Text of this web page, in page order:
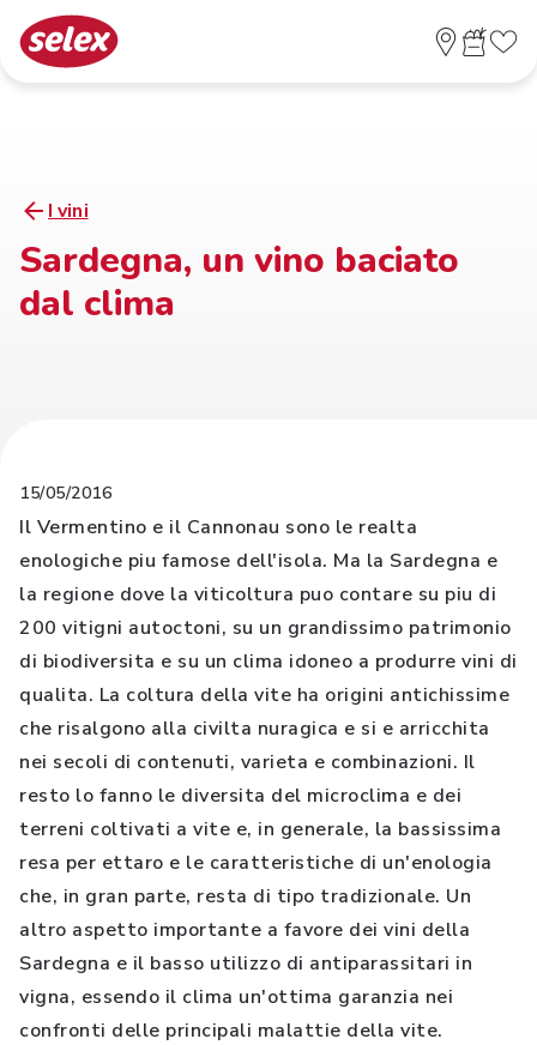
I vini
Sardegna, un vino baciato
dal clima
15/05/2016
Il Vermentino e il Cannonau sono le realta
enologiche piu famose dell'isola. Ma la Sardegna e
la regione dove la viticoltura puo contare su piu di
200 vitigni autoctoni, su un grandissimo patrimonio
di biodiversita e su un clima idoneo a produrre vini di
qualita. La coltura della vite ha origini antichissime
che risalgono alla civilta nuragica e si e arricchita
nei secoli di contenuti, varieta e combinazioni. Il
resto lo fanno le diversita del microclima e dei
terreni coltivati a vite e, in generale, la bassissima
resa per ettaro e le caratteristiche di un'enologia
che, in gran parte, resta di tipo tradizionale. Un
altro aspetto importante a favore dei vini della
Sardegna e il basso utilizzo di antiparassitari in
vigna, essendo il clima un'ottima garanzia nei
confronti delle principali malattie della vite.